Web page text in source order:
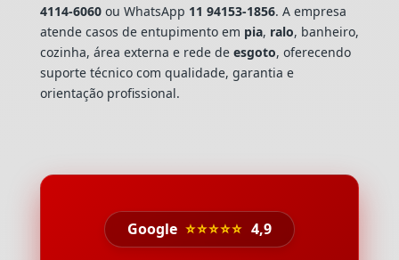
4114-6060ou WhatsApp 11 94153-1856. A empresa
atende casos de entupimento em pia, ralo, banheiro,
cozinha, área externa e rede de esgoto, oferecendo
suporte técnico com qualidade, garantia e
orientação profissional.
Google ⭐⭐⭐⭐⭐ 4,9